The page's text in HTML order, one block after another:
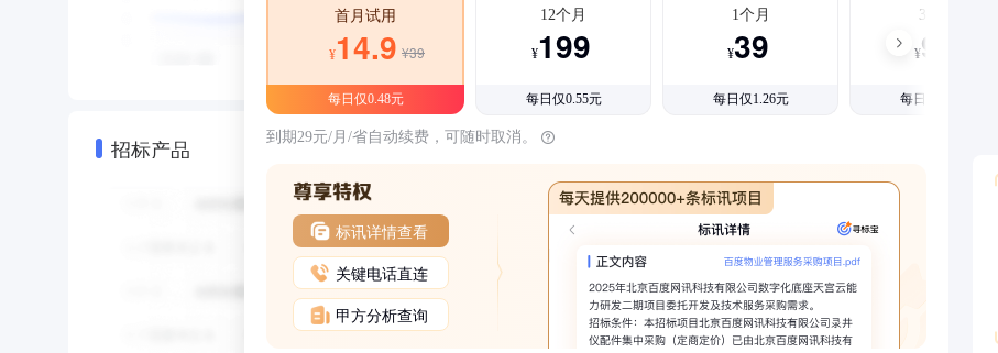
招标产品
首月试用
¥14.9 ¥39
每日仅0.48元
12个月
¥199
每日仅0.55元
1个月
¥39
每日仅1.26元
3个月
¥99
每日仅1.08元
到期29元/月/省自动续费，可随时取消。
标讯详情查看
关键电话直连
甲方分析查询